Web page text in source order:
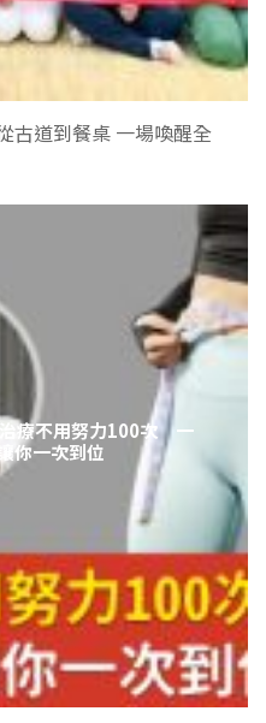
古道到餐桌 一場喚醒全
療不用努力100次 一
你一次到位